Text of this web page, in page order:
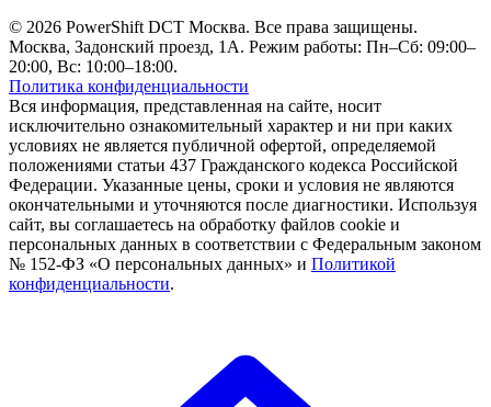
© 2026 PowerShift DCT Москва. Все права защищены.
Москва, Задонский проезд, 1А. Режим работы: Пн–Сб: 09:00–
20:00, Вс: 10:00–18:00.
Политика конфиденциальности
Вся информация, представленная на сайте, носит
исключительно ознакомительный характер и ни при каких
условиях не является публичной офертой, определяемой
положениями статьи 437 Гражданского кодекса Российской
Федерации. Указанные цены, сроки и условия не являются
окончательными и уточняются после диагностики. Используя
сайт, вы соглашаетесь на обработку файлов cookie и
персональных данных в соответствии с Федеральным законом
№ 152-ФЗ «О персональных данных» и Политикой
конфиденциальности.